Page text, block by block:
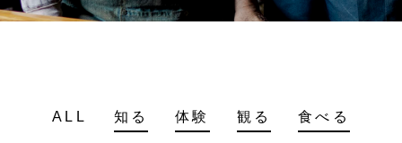
ALL 知る 体験 観る 食べる